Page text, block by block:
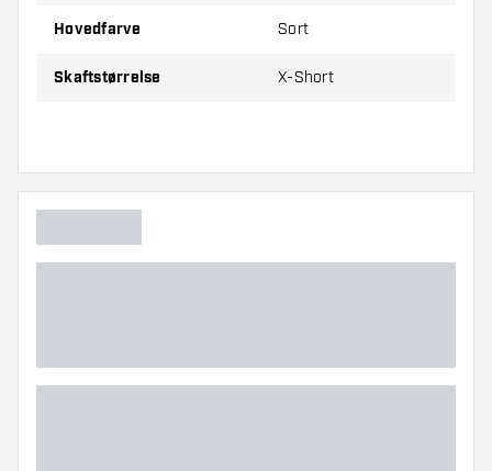
Long
Hovedfarve Sort
Skaftstørrelse X-Short